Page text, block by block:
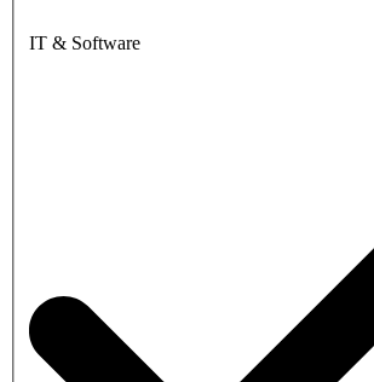
IT & Software